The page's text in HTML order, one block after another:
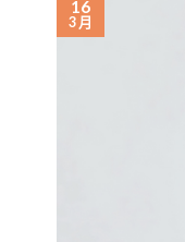
16
3 月